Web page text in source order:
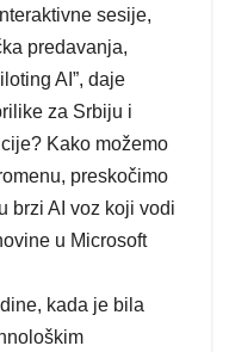
sesije,
predavanja,
AI”, daje
za Srbiju i
Kako možemo
preskočimo
brzi AI voz koji vodi
u Microsoft
kada je bila